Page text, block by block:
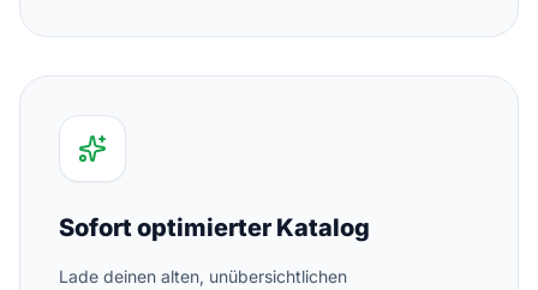
Sofort optimierter Katalog
Lade deinen alten, unübersichtlichen